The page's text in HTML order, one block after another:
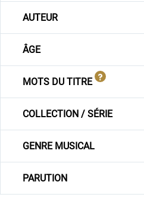
AUTEUR
ÂGE
MOTS DU TITRE
COLLECTION / SÉRIE
GENRE MUSICAL
PARUTION